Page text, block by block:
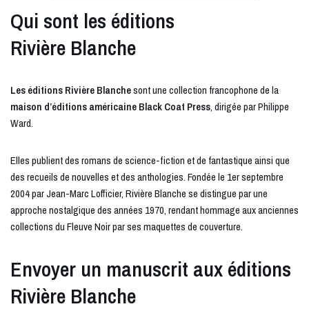
Qui sont les éditions
Rivière Blanche
Les éditions Rivière Blanchesont une collection francophone de la
maison d’éditions américaine Black Coat Press, dirigée par Philippe
Ward.
Elles publient des romans de science-fiction et de fantastique ainsi que
des recueils de nouvelles et des anthologies. Fondée le 1er septembre
2004 par Jean-Marc Lofficier, Rivière Blanche se distingue par une
approche nostalgique des années 1970, rendant hommage aux anciennes
collections du Fleuve Noir par ses maquettes de couverture.
Envoyer un manuscrit aux éditions
Rivière Blanche